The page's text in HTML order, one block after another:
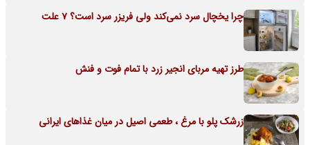
چرا یخچال سرد نمی‌کند ولی فریزر سرد است؟ 7 علت
طرز تهیه مربای انجیر زرد با تمام فوت و فنش
زرشک پلو با مرغ ، طعمی اصیل در میان غذاهای ایرانی